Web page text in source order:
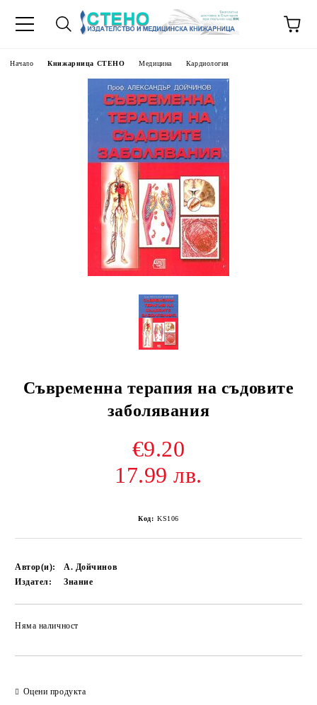
Начало Книжарница СТЕНО Медицина Кардиология
Съвременна терапия на съдовите
заболявания
€9.20
17.99 лв.
Код: KS106
Автор(и):
А. Дойчинов
Издател:
Знание
Няма наличност
Оцени продукта